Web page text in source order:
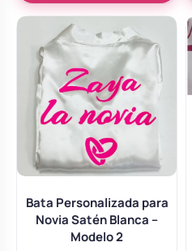
Bata Personalizada para
Novia Satén Blanca –
Modelo 2